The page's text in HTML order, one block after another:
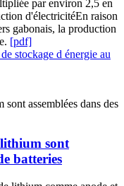
par environ 2,5 en
d'électricitéEn raison
gabonais, la production
[pdf]
stockage d énergie au
sont
batteries